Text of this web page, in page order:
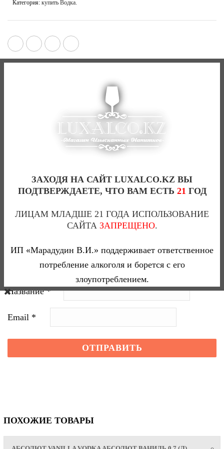
Категория: купить Водка.
Отзывов пока нет.
ОТЗЫВ НА “ЗЕРНО ПРЕМИУМ
(0.75Л)”
Ваш отзыв
Название*
Email *
ПОХОЖИЕ ТОВАРЫ
ЗАХОДЯ НА САЙТ LUXALCO.KZ ВЫ
ПОДТВЕРЖДАЕТЕ, ЧТО ВАМ ЕСТЬ 21 ГОД
ЛИЦАМ МЛАДШЕ 21 ГОДА ИСПОЛЬЗОВАНИЕ
САЙТА ЗАПРЕЩЕНО.
ИП «Марадудин В.И.» поддерживает ответственное
потребление алкоголя и борется с его
злоупотреблением.